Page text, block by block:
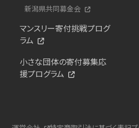
新潟県共同募金会
マンスリー寄付挑戦プログ
ラム
小さな団体の寄付募集応
援プログラム